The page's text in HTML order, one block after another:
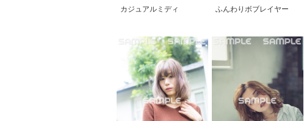
カジュアルミディ ふんわりボブレイヤー